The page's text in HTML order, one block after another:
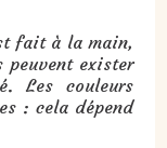
fait à la main,
peuvent exister
Les couleurs
: cela dépend